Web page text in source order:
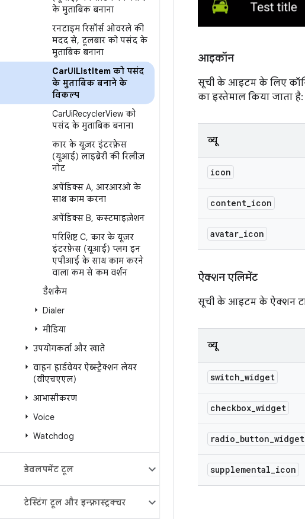
के मुताबिक बनाना
रनटाइम रिसॉर्स ओवरले की
मदद से, टूलबार को पसंद के
मुताबिक बनाना
CarUiListItem को पसंद
के मुताबिक बनाने के
विकल्प
CarUiRecyclerView को
पसंद के मुताबिक बनाना
कार के यूज़र इंटरफ़ेस
(यूआई) लाइब्रेरी की रिलीज़
नोट
अपेंडिक्स A, आरआरओ के
साथ काम करना
अपेंडिक्स B, कस्टमाइज़ेशन
परिशिष्ट C, कार के यूज़र
इंटरफ़ेस (यूआई) प्लग इन
एपीआई के साथ काम करने
वाला कम से कम वर्शन
डैशकैम
Dialer
मीडिया
उपयोगकर्ता और खाते
वाहन हार्डवेयर ऐब्स्ट्रैक्शन लेयर
(वीएचएएल)
आभासीकरण
Voice
Watchdog
डेवलपमेंट टूल
टेस्टिंग टूल और इन्फ़्रास्ट्रक्चर
आइकॉन
सूची के आइटम के लिए
का इस्तेमाल किया जाता है:
व्यू
icon
content_icon
avatar_icon
ऐक्शन एलिमेंट
सूची के आइटम के ऐक्शन
व्यू
switch_widget
checkbox_widget
radio_button_widget
supplemental_icon